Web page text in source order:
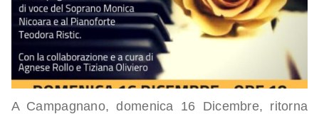
A Campagnano, domenica 16 Dicembre, ritorna